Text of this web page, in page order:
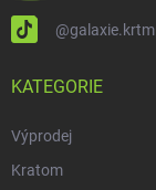
@galaxie.krtm
KATEGORIE
Výprodej
Kratom